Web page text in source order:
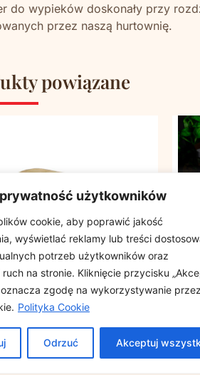
użytkowników
cookie, aby poprawić jakość
wyświetlać reklamy lub treści
potrzeb użytkowników oraz
na stronie. Kliknięcie przycisku
zgodę na wykorzystywanie
Polityka Cookie
Odrzuć Akceptuj
do wypieków doskonały przy
przez naszą hurtownię.
powiązane
410/240/80 bez
cena za opakowanie
10kg